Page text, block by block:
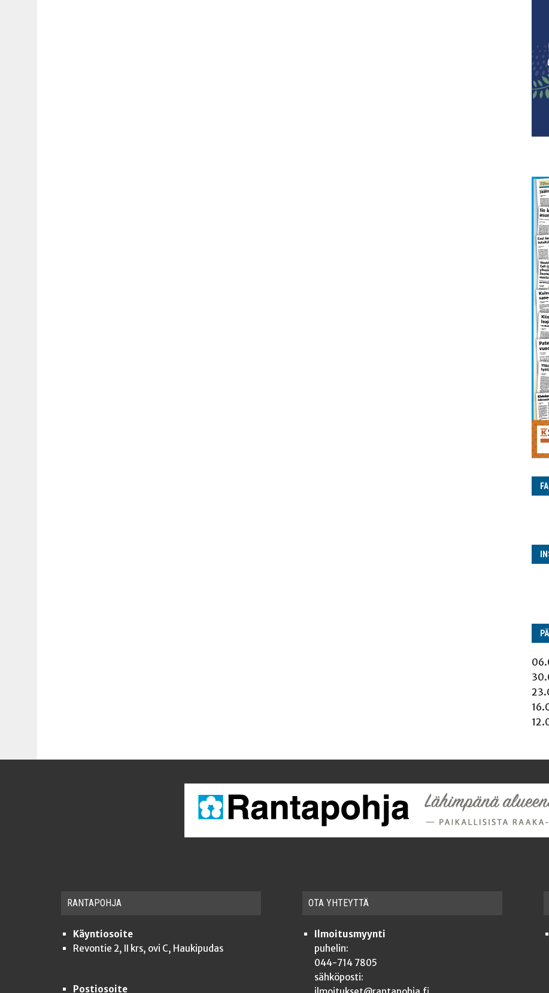
RAN­TA­POH­JA
Käyntiosoite
Revontie 2, II krs, ovi C, Haukipudas
Postiosoite
OTA YHTEYT­TÄ
Ilmoitusmyynti
puhelin:
044-714 7805
sähköposti: